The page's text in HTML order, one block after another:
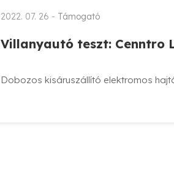
2022. 07. 26 - Támogató
Villanyautó teszt: Cenntro
Dobozos kisáruszállító elektromos